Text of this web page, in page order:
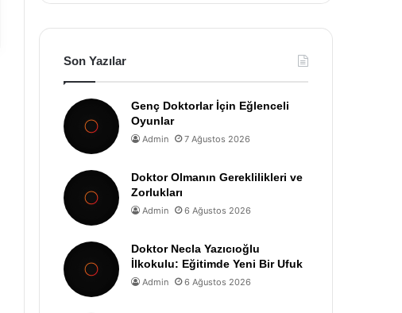
Son Yazılar
Genç Doktorlar İçin Eğlenceli
Oyunlar
Admin 7 Ağustos 2026
Doktor Olmanın Gereklilikleri ve
Zorlukları
Admin 6 Ağustos 2026
Doktor Necla Yazıcıoğlu
İlkokulu: Eğitimde Yeni Bir Ufuk
Admin 6 Ağustos 2026